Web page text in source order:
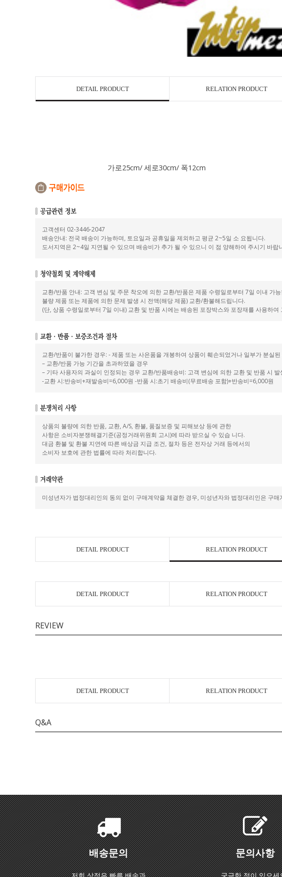
DETAIL PRODUCT RELATION PRODUCT
가로25cm/ 세로30cm/ 폭12cm
고객센터 02-3446-2047
배송안내: 전국 배송이 가능하며, 토요일과 공휴일을 제외하고 평균 2~5일 소 요됩니다.
도서지역은 2~4일 지연될 수 있으며 배송비가 추가 될 수 있으니 이 점 양해하여 주시기 바랍
교환/반품 안내: 고객 변심 및 주문 착오에 의한 교환/반품은 제품 수령일로부터 7일 이내 가
불량 제품 또는 제품에 의한 문제 발생 시 전액(해당 제품) 교환/환불해드립니다.
(단, 상품 수령일로부터 7일 이내) 교환 및 반품 시에는 배송된 포장박스와 포장재를 사용하
교환/반품이 불가한 경우: - 제품 또는 사은품을 개봉하여 상품이 훼손되었거나 일부가 분실된
– 교환/반품 가능 기간을 초과하였을 경우
– 기타 사용자의 과실이 인정되는 경우 교환/반품배송비: 고객 변심에 의한 교환 및 반품 시
-교환 시:반송비+재발송비=6,000원 -반품 시:초기 배송비(무료배송 포함)+반송비=6,000원
상품의 불량에 의한 반품, 교환, A/S, 환불, 품질보증 및 피해보상 등에 관한
사항은 소비자분쟁해결기준(공정거래위원회 고시)에 따라 받으실 수 있습 니다.
대금 환불 및 환불 지연에 따른 배상금 지급 조건, 절차 등은 전자상 거래 등에서의
소비자 보호에 관한 법률에 따라 처리합니다.
미성년자가 법정대리인의 동의 없이 구매계약을 체결한 경우, 미성년자와 법정대리인은 구
DETAIL PRODUCT RELATION PRODUCT
DETAIL PRODUCT RELATION PRODUCT
REVIEW
DETAIL PRODUCT RELATION PRODUCT
Q&A
배송문의 문의사항